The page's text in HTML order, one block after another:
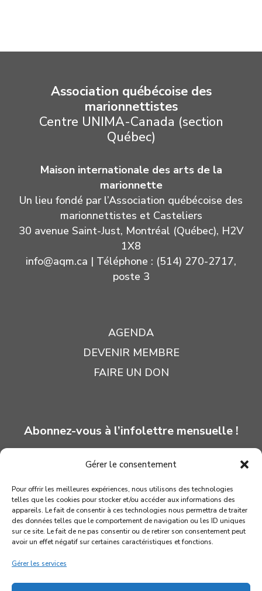
Gérer le consentement
Pour offrir les meilleures expériences, nous utilisons des technologies
telles que les cookies pour stocker et/ou accéder aux informations des
appareils. Le fait de consentir à ces technologies nous permettra de traiter
des données telles que le comportement de navigation ou les ID uniques
sur ce site. Le fait de ne pas consentir ou de retirer son consentement peut
avoir un effet négatif sur certaines caractéristiques et fonctions.
Gérer les services
Association québécoise des
marionnettistes
Centre UNIMA-Canada (section
Québec)
Maison internationale des arts de la
marionnette
Un lieu fondé par l’Association québécoise des
marionnettistes et Casteliers
30 avenue Saint-Just, Montréal (Québec), H2V
1X8
info@aqm.ca | Téléphone : (514) 270-2717,
poste 3
AGENDA
DEVENIR MEMBRE
FAIRE UN DON
Abonnez-vous à l’infolettre mensuelle !